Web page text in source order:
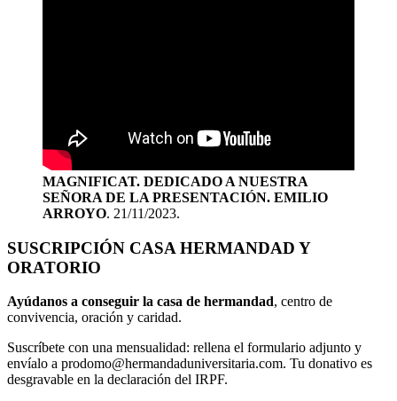
MAGNIFICAT. DEDICADO A NUESTRA
SEÑORA DE LA PRESENTACIÓN. EMILIO
ARROYO. 21/11/2023.
SUSCRIPCIÓN CASA HERMANDAD Y
ORATORIO
Ayúdanos a conseguir la casa de hermandad, centro de
convivencia, oración y caridad.
Suscríbete con una mensualidad: rellena el formulario adjunto y
envíalo a prodomo@hermandaduniversitaria.com. Tu donativo es
desgravable en la declaración del IRPF.